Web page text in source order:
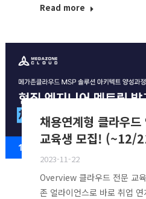
Read more
채용연계형 클라우드
교육생 모집! (~12/
2023-11-22
Overview 클라우드 전문 교
존 얼라이언스로 바로 취업 연